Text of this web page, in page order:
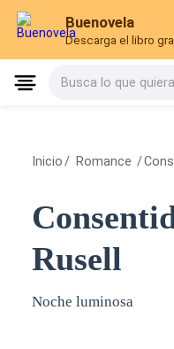
Buenovela
Descarga el libro
Busca lo que
Inicio / Romance /
Rusell
Noche luminosa